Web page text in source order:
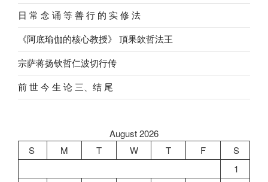
⽇ 常 念 诵 等 善 ⾏ 的 实 修 法
《阿底瑜伽的核心教授》 頂果欽哲法王
宗萨蒋扬钦哲仁波切行传
前 世 今 生 论 三、结 尾
August 2026
S
M T W T F
S
1